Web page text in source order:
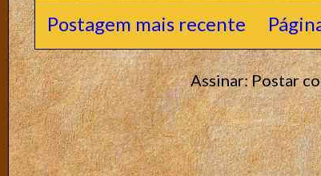
Postagem mais recente
Assinar:Postar